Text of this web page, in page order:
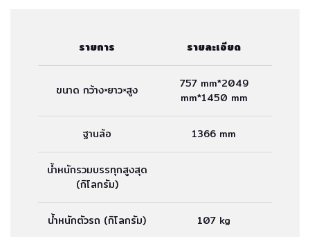
รายการ รายละเอียด
ขนาด กว้าง×ยาว×สูง
757 mm*2049
mm*1450 mm
ฐานล้อ 1366 mm
น้ำหนักรวมบรรทุกสูงสุด
(กิโลกรัม)
น้ำหนักตัวรถ (กิโลกรัม) 107 kg